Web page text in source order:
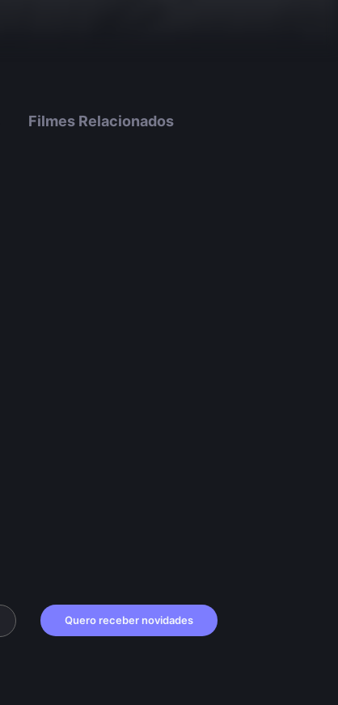
Filmes Relacionados
Quero receber novidades